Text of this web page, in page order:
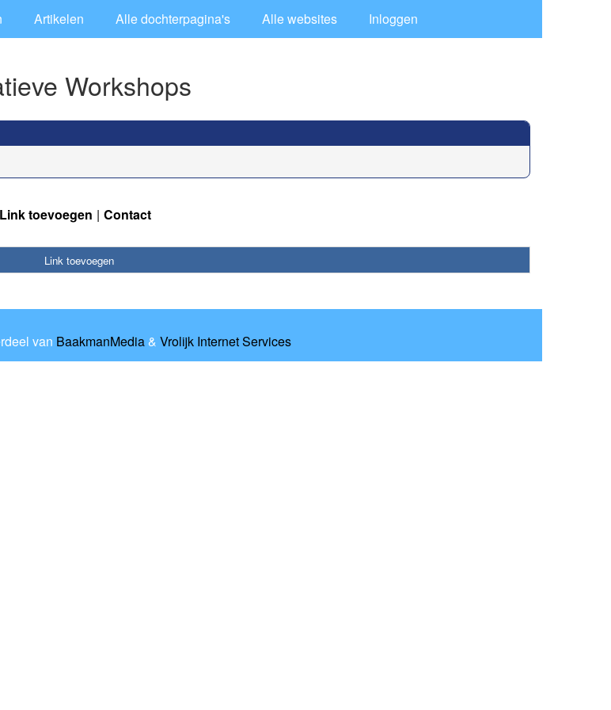
Artikelen Alle dochterpagina's Alle websites Inloggen
Workshops
Link toevoegen Contact
Link toevoegen
van BaakmanMedia& Vrolijk Internet Services